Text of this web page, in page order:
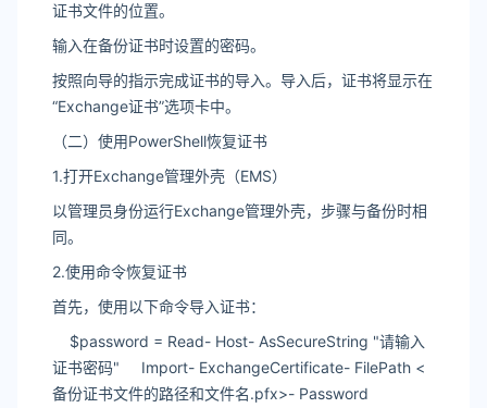
证书文件的位置。
输入在备份证书时设置的密码。
按照向导的指示完成证书的导入。导入后，证书将显示在
“Exchange证书”选项卡中。
（二）使用PowerShell恢复证书
1.打开Exchange管理外壳（EMS）
以管理员身份运行Exchange管理外壳，步骤与备份时相
同。
2.使用命令恢复证书
首先，使用以下命令导入证书：
$password = Read- Host- AsSecureString "请输入
证书密码" Import- ExchangeCertificate- FilePath <
备份证书文件的路径和文件名.pfx>- Password